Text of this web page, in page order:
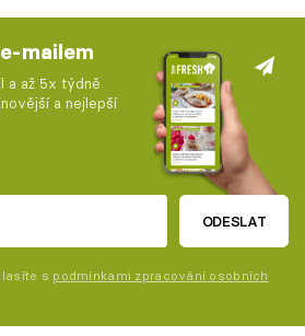
mailem
a až 5x týdně
a nejlepší
ODESLAT
s podmínkami zpracování osobních